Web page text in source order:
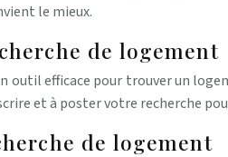
le mieux.
de logement
outil efficace pour trouver un
et à poster votre recherche
de logement